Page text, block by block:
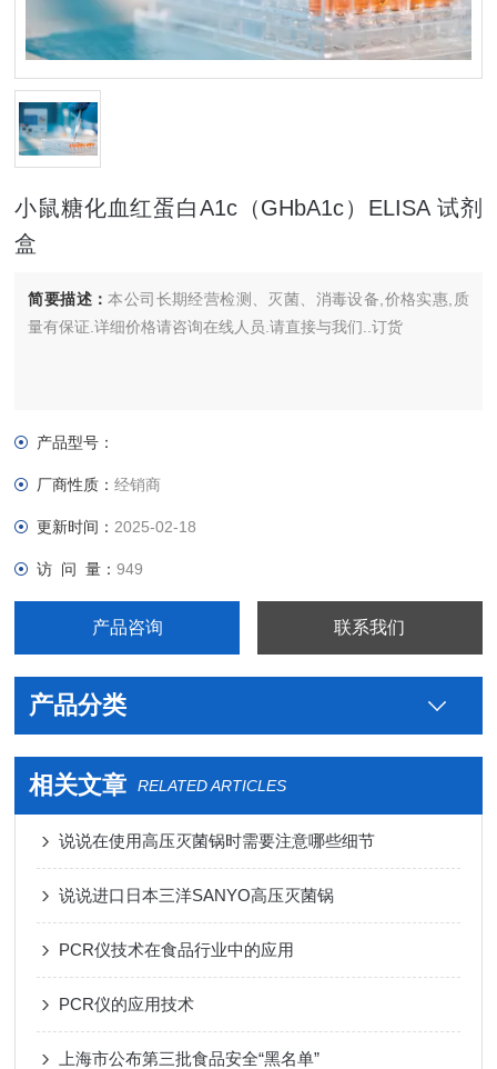
小鼠糖化血红蛋白A1c（GHbA1c）ELISA 试剂
盒
简要描述：本公司长期经营检测、灭菌、消毒设备,价格实惠,质
量有保证.详细价格请咨询在线人员.请直接与我们..订货
产品型号：
厂商性质：经销商
更新时间： 2025-02-18
访 问 量：949
产品咨询 联系我们
产品分类
相关文章 RELATED ARTICLES
说说在使用高压灭菌锅时需要注意哪些细节
说说进口日本三洋SANYO高压灭菌锅
PCR仪技术在食品行业中的应用
PCR仪的应用技术
上海市公布第三批食品安全“黑名单”